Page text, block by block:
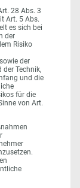
28 Abs. 3
Art. 5 Abs.
es sich bei
der
Risiko
der
der Technik,
und die
für die
von Art.